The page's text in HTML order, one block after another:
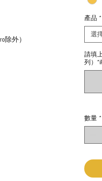
除外）
產品 *
選
請填
列）
數量 *